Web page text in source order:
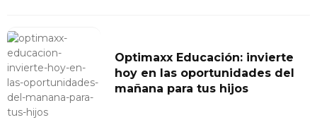
Optimaxx Educación: invierte
hoy en las oportunidades del
mañana para tus hijos